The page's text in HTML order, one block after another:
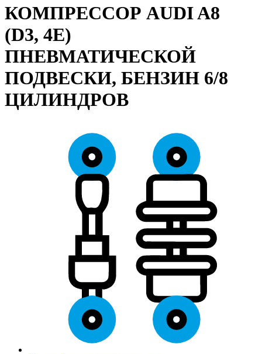
КОМПРЕССОР AUDI A8
(D3, 4E)
ПНЕВМАТИЧЕСКОЙ
ПОДВЕСКИ, БЕНЗИН 6/8
ЦИЛИНДРОВ